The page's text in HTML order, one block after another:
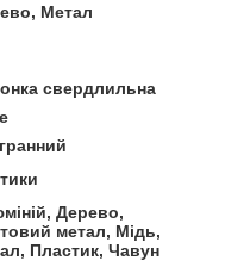
Метал
свердлильна
Дерево,
метал, Мідь,
Пластик, Чавун